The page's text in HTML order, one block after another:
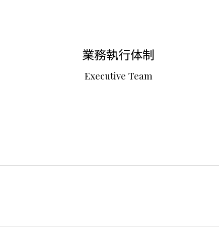
業務執行体制
Executive Team